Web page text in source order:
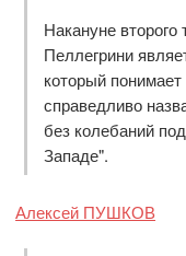
Накануне
Пеллегрини
который
справедливо
без колебаний
Западе".
Алексей ПУШКОВ